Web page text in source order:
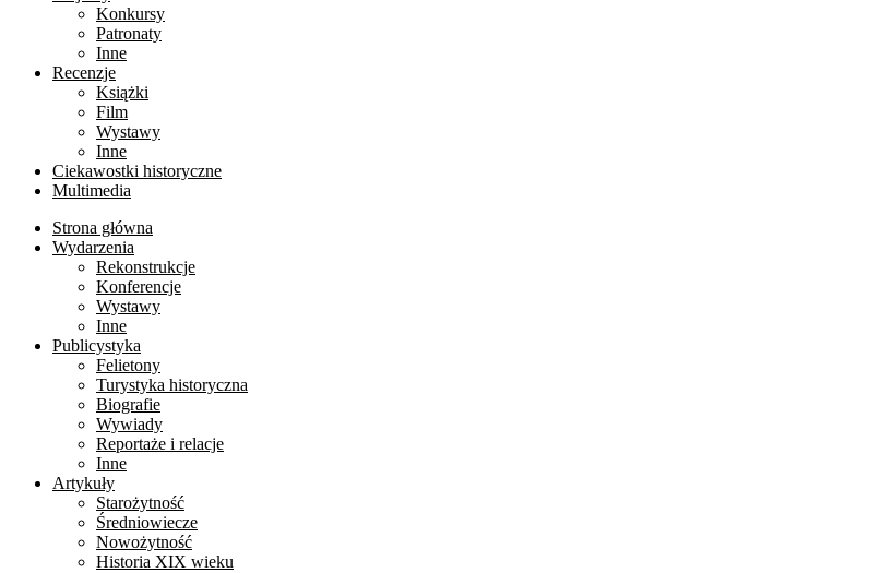
Konkursy
Patronaty
Inne
Recenzje
Książki
Film
Wystawy
Inne
Ciekawostki historyczne
Multimedia
Strona główna
Wydarzenia
Rekonstrukcje
Konferencje
Wystawy
Inne
Publicystyka
Felietony
Turystyka historyczna
Biografie
Wywiady
Reportaże i relacje
Inne
Artykuły
Starożytność
Średniowiecze
Nowożytność
Historia XIX wieku